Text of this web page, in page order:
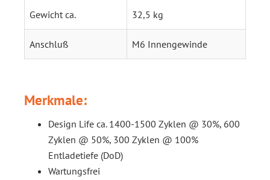
Gewicht ca. 32,5 kg
Anschluß M6 Innengewinde
Merkmale:
Design Life ca. 1400-1500 Zyklen @ 30%, 600
Zyklen @ 50%, 300 Zyklen @ 100%
Entladetiefe (DoD)
Wartungsfrei